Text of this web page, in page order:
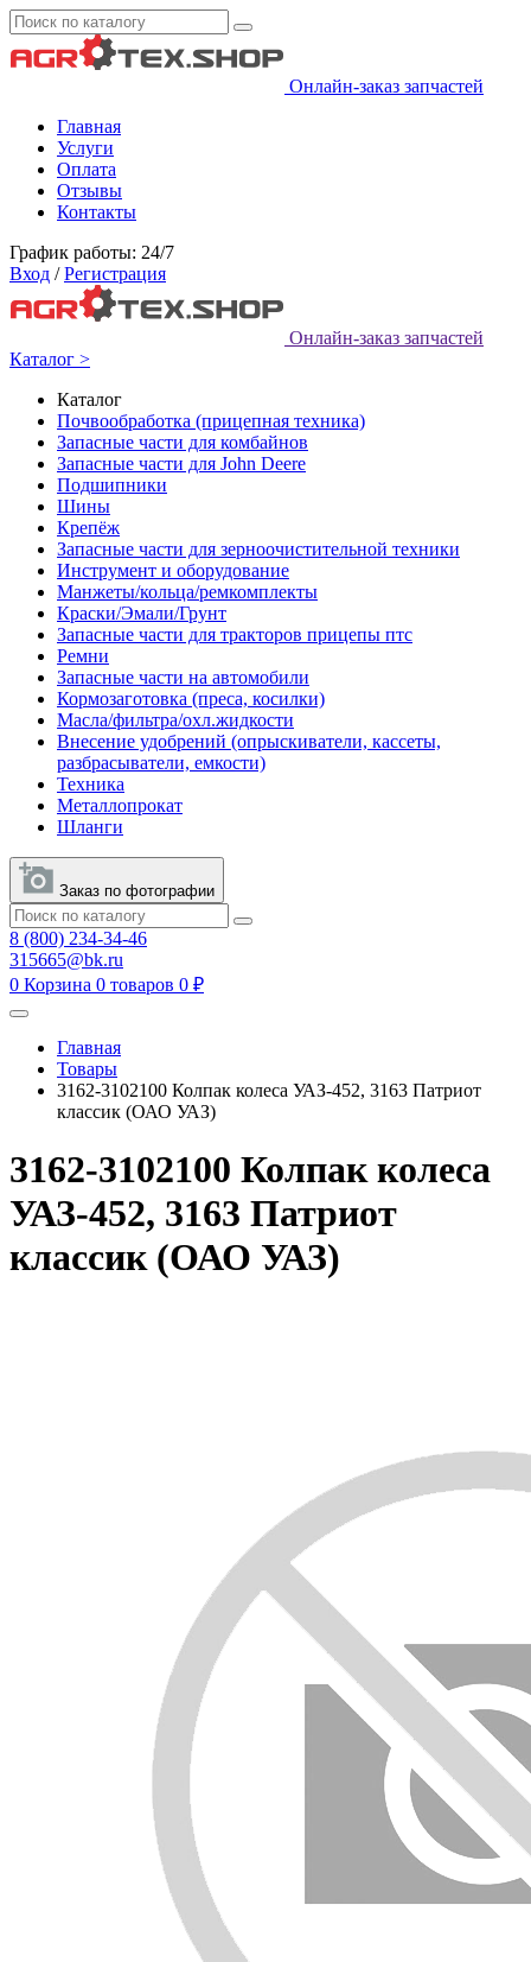
Онлайн-заказ запчастей
Главная
Услуги
Оплата
Отзывы
Контакты
График работы: 24/7
Вход / Регистрация
Онлайн-заказ запчастей
Каталог >
Каталог
Почвообработка (прицепная техника)
Запасные части для комбайнов
Запасные части для John Deere
Подшипники
Шины
Крепёж
Запасные части для зерноочистительной техники
Инструмент и оборудование
Манжеты/кольца/ремкомплекты
Краски/Эмали/Грунт
Запасные части для тракторов прицепы птс
Ремни
Запасные части на автомобили
Кормозаготовка (преса, косилки)
Масла/фильтра/охл.жидкости
Внесение удобрений (опрыскиватели, кассеты,
разбрасыватели, емкости)
Техника
Металлопрокат
Шланги
Заказ по фотографии
8 (800) 234-34-46
315665@bk.ru
0 Корзина 0 товаров 0 ₽
Главная
Товары
3162-3102100 Колпак колеса УАЗ-452, 3163 Патриот
классик (ОАО УАЗ)
3162-3102100 Колпак колеса
УАЗ-452, 3163 Патриот
классик (ОАО УАЗ)